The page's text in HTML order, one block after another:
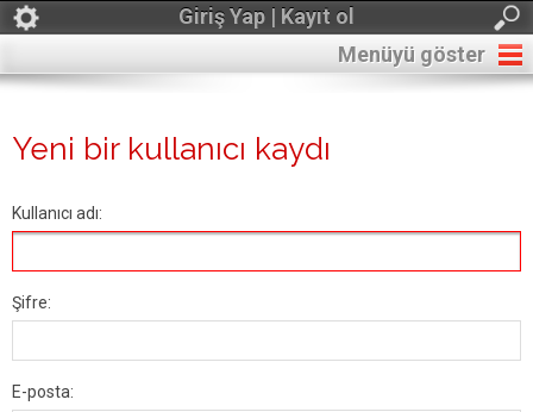
Giriş Yap | Kayıt ol
Menüyü göster
Yeni bir kullanıcı kaydı
Kullanıcı adı:
Şifre:
E-posta: